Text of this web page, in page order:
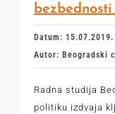
Datum: 15.07.2019.
Autor: Beogradski
Radna studija
politiku izdvaja